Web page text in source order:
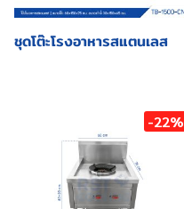
ชุดโต๊ะโรงอาหารสแตนเลส
-22%